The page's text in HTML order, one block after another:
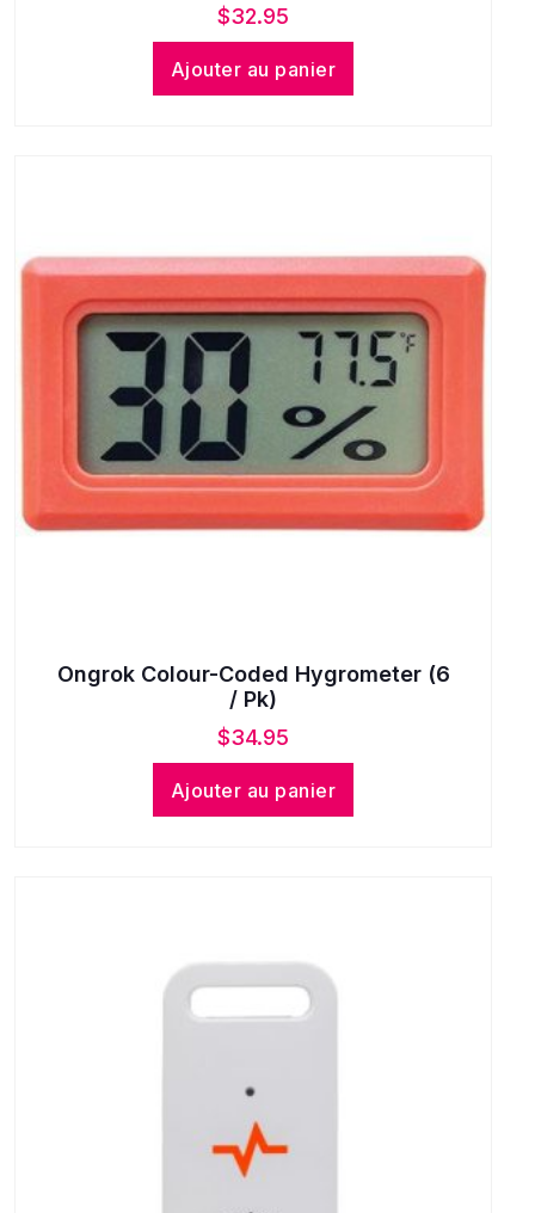
$32.95
Ajouter au panier
Ongrok Colour-Coded Hygrometer (6
/ Pk)
$34.95
Ajouter au panier